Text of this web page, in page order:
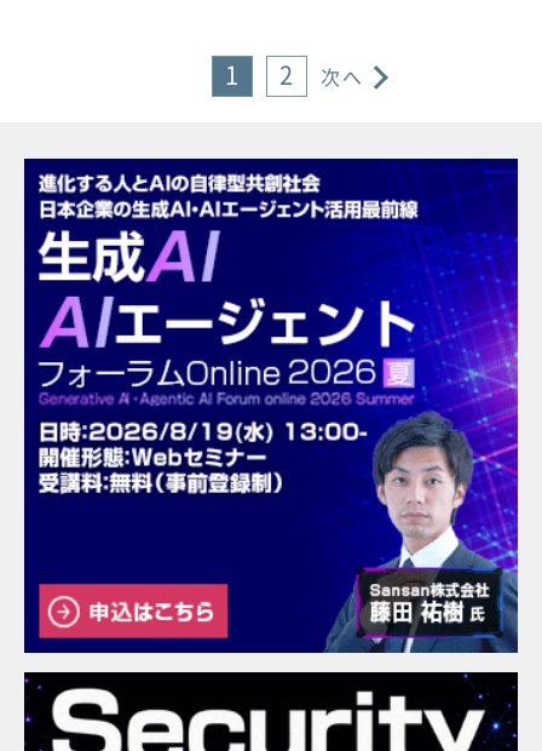
1 2 次へ